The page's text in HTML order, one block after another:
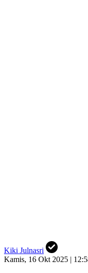
Kiki Julnasri
Kamis, 16 Okt 2025 |